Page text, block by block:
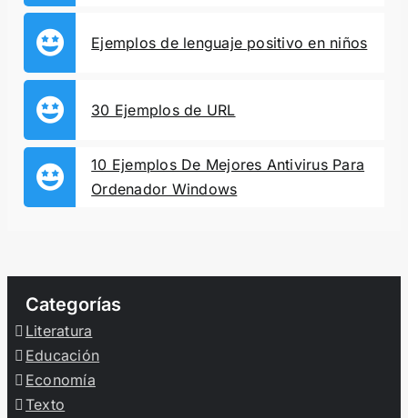
Ejemplos de lenguaje positivo en niños
30 Ejemplos de URL
10 Ejemplos De Mejores Antivirus Para
Ordenador Windows
Categorías
Literatura
Educación
Economía
Texto